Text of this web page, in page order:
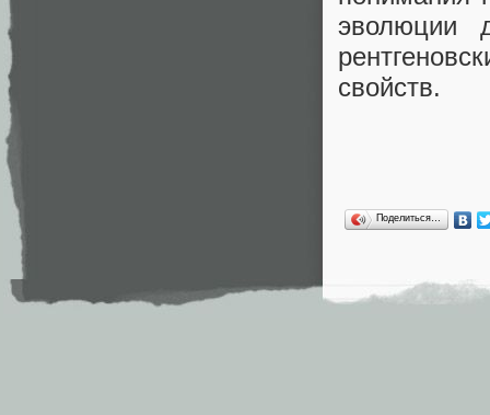
эволюции
свойств.
Поделиться…